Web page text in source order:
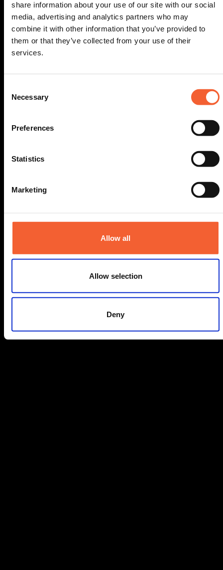
share information about your use of our site with our social
media, advertising and analytics partners who may
combine it with other information that you’ve provided to
them or that they’ve collected from your use of their
services.
Selection
Necessary
Preferences
Statistics
Marketing
Allow all
Allow selection
Deny